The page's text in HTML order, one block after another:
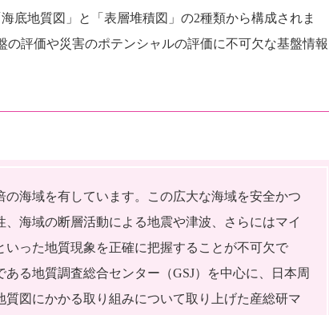
底地質図」と「表層堆積図」の2種類から構成されま
評価や災害のポテンシャルの評価に不可欠な基盤情報
海域を有しています。この広大な海域を安全かつ
海域の断層活動による地震や津波、さらにはマイ
った地質現象を正確に把握することが不可欠で
る地質調査総合センター（GSJ）を中心に、日本周
図にかかる取り組みについて取り上げた産総研マ